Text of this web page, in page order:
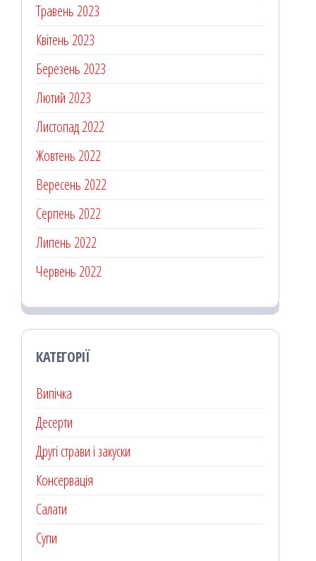
Травень 2023
Квітень 2023
Березень 2023
Лютий 2023
Листопад 2022
Жовтень 2022
Вересень 2022
Серпень 2022
Липень 2022
Червень 2022
КАТЕГОРІЇ
Випічка
Десерти
Другі страви і закуски
Консервація
Салати
Супи